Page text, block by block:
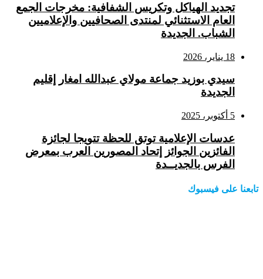
تجديد الهياكل وتكريس الشفافية: مخرجات الجمع
العام الاستثنائي لمنتدى الصحافيين والإعلاميين
الشباب. الجديدة
18 يناير، 2026
سيدي بوزيد جماعة مولاي عبدالله امغار إقليم
الجديدة
5 أكتوبر، 2025
عدسات الإعلامية توتق للحظة تتويجا لجائزة
الفائزين الجوائز إتحاد المصورين العرب بمعرض
الفرس بالجديــدة
تابعنا على فيسبوك